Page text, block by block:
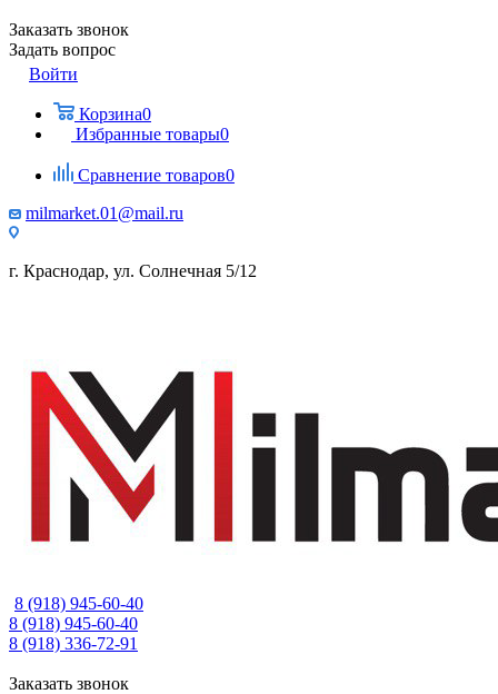
Заказать звонок
Задать вопрос
Войти
Корзина0
Избранные товары0
Сравнение товаров0
milmarket.01@mail.ru
г. Краснодар, ул. Солнечная 5/12
8 (918) 945-60-40
8 (918) 945-60-40
8 (918) 336-72-91
Заказать звонок